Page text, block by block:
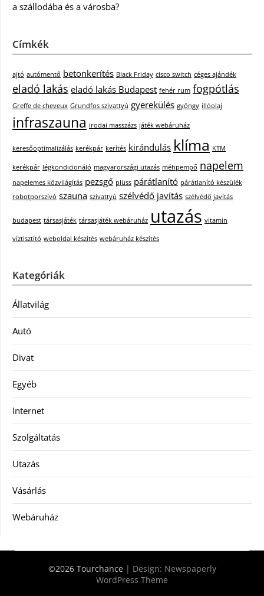
a szállodába és a városba?
Címkék
ajtó autómentő betonkerítés Black Friday cisco switch céges ajándék
eladó lakás eladó lakás Budapest fehér rum fogpótlás
Greffe de cheveux Grundfos szivattyú gyerekülés gyöngy illóolaj
infraszauna irodai masszázs játék webáruház
keresőoptimalizálás kerékpár kerítés kirándulás klíma KTM
kerékpár légkondicionáló magyarországi utazás méhpempő napelem
napelemes közvilágítás pezsgő plüss párátlanító párátlanító készülék
robotporszívó szauna szivattyú szélvédő javítás szélvédő javítás
budapest társasjáték társasjáték webáruház utazás vitamin
víztisztító weboldal készítés webáruház készítés
Kategóriák
Állatvilág
Autó
Divat
Egyéb
Internet
Szolgáltatás
Utazás
Vásárlás
Webáruház
©2026 Tourchance | Design: Newspaperly
WordPress Theme